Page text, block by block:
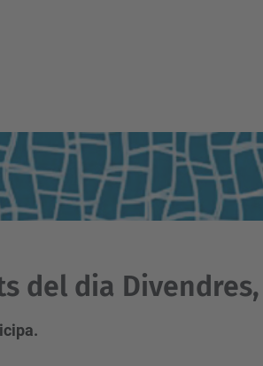
del dia Divendres,